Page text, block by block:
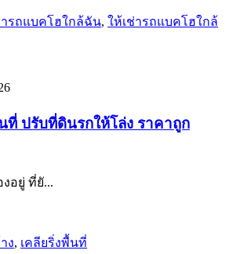
ารถแบคโฮใกล้ฉัน, ให้เช่ารถแบคโฮใกล้
ที่ ปรับที่ดินรกให้โล่ง ราคาถูก
อยู่ ที่ยั...
ง, เคลียริ่งพื้นที่